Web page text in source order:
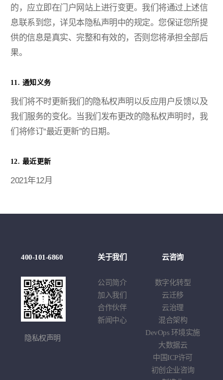
的，应立即在门户网站上进行变更。我们将通过上述信
息联系到您，详见本隐私声明中的规定。您保证您所提
供的信息是真实、完整和有效的，否则您将承担全部后
果。
11. 通知义务
我们将不时更新我们的隐私权声明以反应用户反馈以及
我们服务的变化。当我们发布更改的隐私权声明时，我
们将修订“最近更新”的日期。
12. 最近更新
2021年12月
400-101-6860
隐私权声明
关于我们
公司简介
加入我们
合作伙伴
新闻中心
云咨询
数字化转型
云迁移
云治理
混合架构
DevOps 环境实施
大数据云
中国ICP许可
初创企业咨询